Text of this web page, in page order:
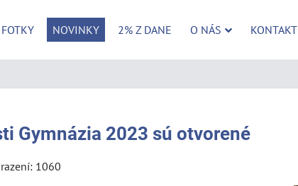
FOTKY NOVINKY 2% Z DANE O NÁS KONTAKT
Gymnázia 2023 sú otvorené
1060